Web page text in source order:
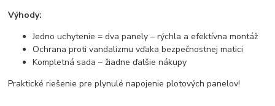
Výhody:
Jedno uchytenie = dva panely – rýchla a efektívna montáž
Ochrana proti vandalizmu vďaka bezpečnostnej matici
Kompletná sada – žiadne ďalšie nákupy
Praktické riešenie pre plynulé napojenie plotových panelov!